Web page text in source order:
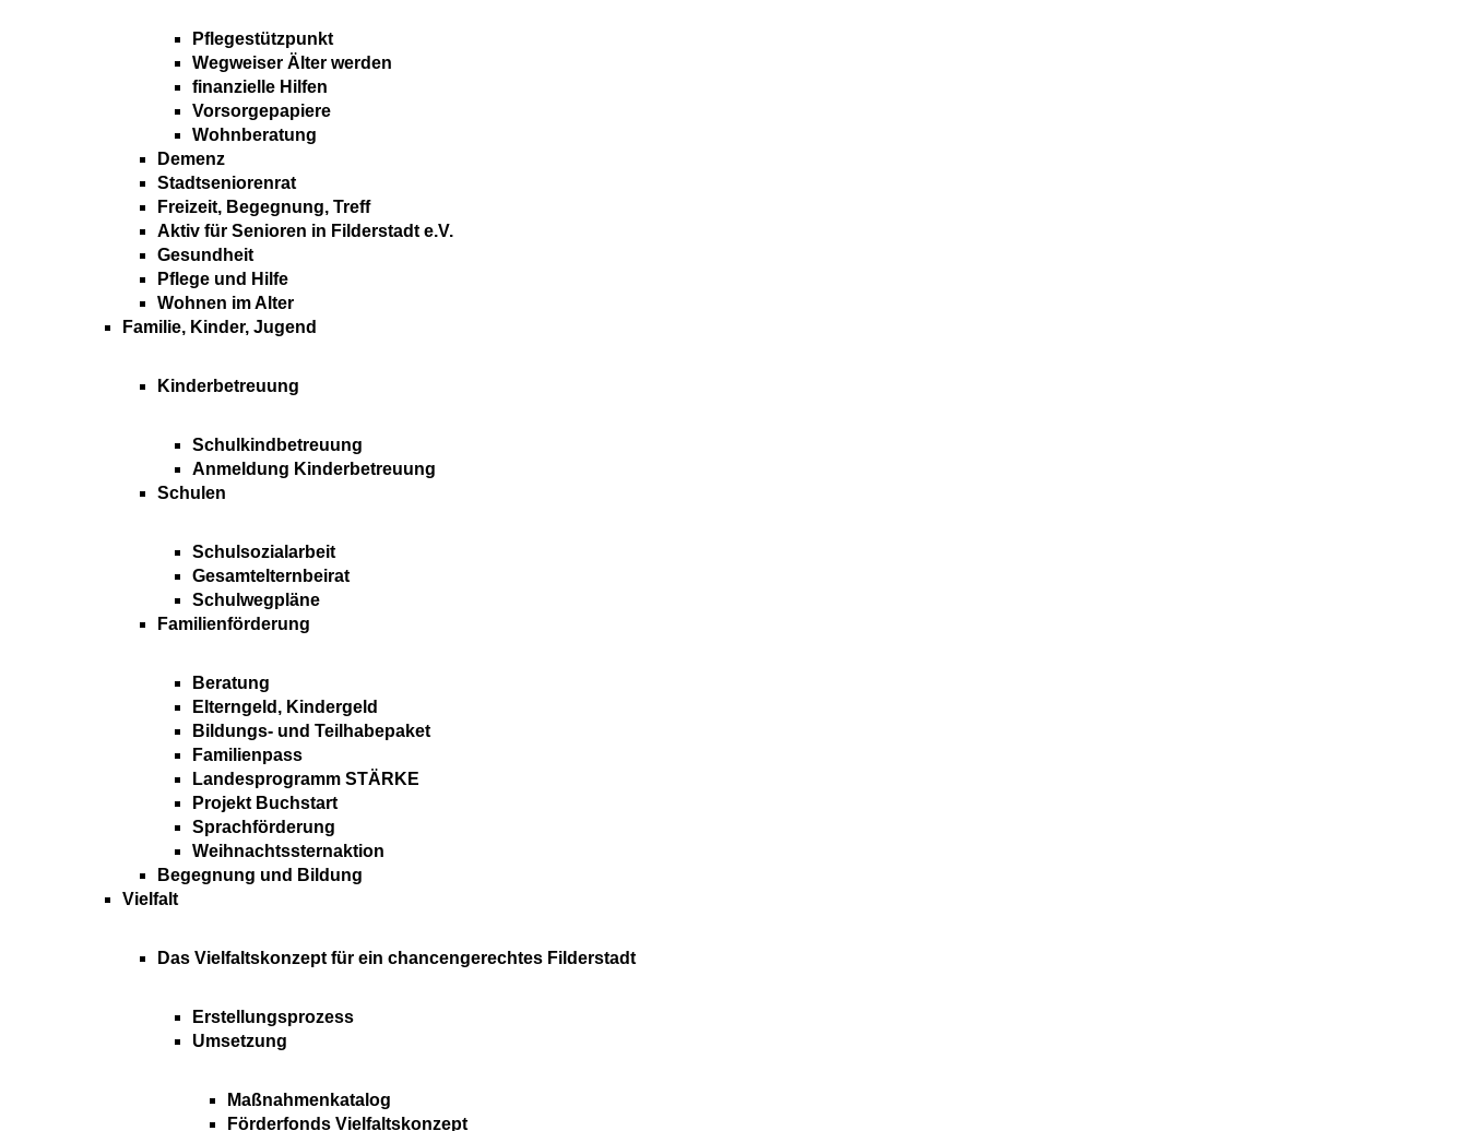
Pflegestützpunkt
Wegweiser Älter werden
finanzielle Hilfen
Vorsorgepapiere
Wohnberatung
Demenz
Stadtseniorenrat
Freizeit, Begegnung, Treff
Aktiv für Senioren in Filderstadt e.V.
Gesundheit
Pflege und Hilfe
Wohnen im Alter
Familie, Kinder, Jugend
Kinderbetreuung
Schulkindbetreuung
Anmeldung Kinderbetreuung
Schulen
Schulsozialarbeit
Gesamtelternbeirat
Schulwegpläne
Familienförderung
Beratung
Elterngeld, Kindergeld
Bildungs- und Teilhabepaket
Familienpass
Landesprogramm STÄRKE
Projekt Buchstart
Sprachförderung
Weihnachtssternaktion
Begegnung und Bildung
Vielfalt
Das Vielfaltskonzept für ein chancengerechtes Filderstadt
Erstellungsprozess
Umsetzung
Maßnahmenkatalog
Förderfonds Vielfaltskonzept